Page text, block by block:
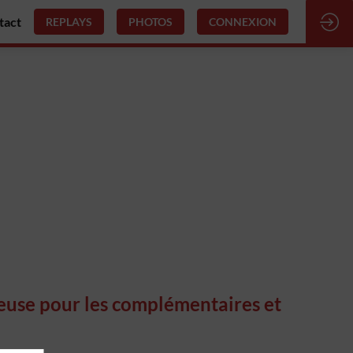
REPLAYS PHOTOS CONNEXION
pour les complémentaires et